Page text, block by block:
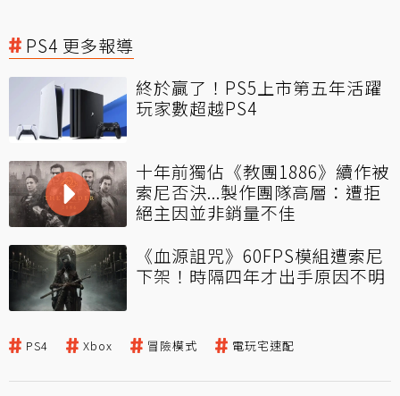
PS4 更多報導
終於贏了！PS5上市第五年活躍
玩家數超越PS4
十年前獨佔《教團1886》續作被
索尼否決...製作團隊高層：遭拒
絕主因並非銷量不佳
《血源詛咒》60FPS模組遭索尼
下架！時隔四年才出手原因不明
PS4 Xbox 冒險模式 電玩宅速配